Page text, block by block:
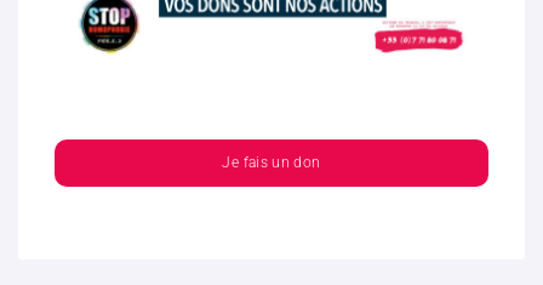
Je fais un don